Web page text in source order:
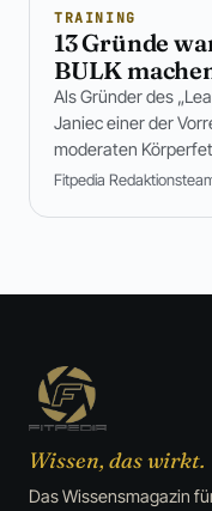
TRAINING
13 Gründe
BULK
Als Gründer des
Janiec einer der
moderaten
Fitpedia
Wissen, das wirkt.
Das Wissensmagazin